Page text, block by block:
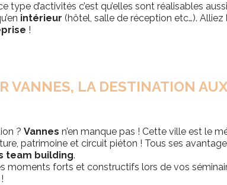
type d’activités c’est qu’elles sont réalisables
intérieur (hôtel, salle de réception etc…). Alliez
!
VANNES, LA DESTINATION
? Vannes n’en manque pas ! Cette ville est le
patrimoine et circuit piéton ! Tous ses
team building.
moments forts et constructifs lors de vos